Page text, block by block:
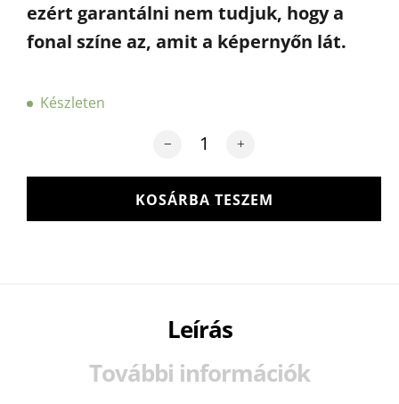
ezért garantálni nem tudjuk, hogy a
fonal színe az, amit a képernyőn lát.
Készleten
BOBILON prémium pólófonal 5-7
KOSÁRBA TESZEM
Leírás
További információk